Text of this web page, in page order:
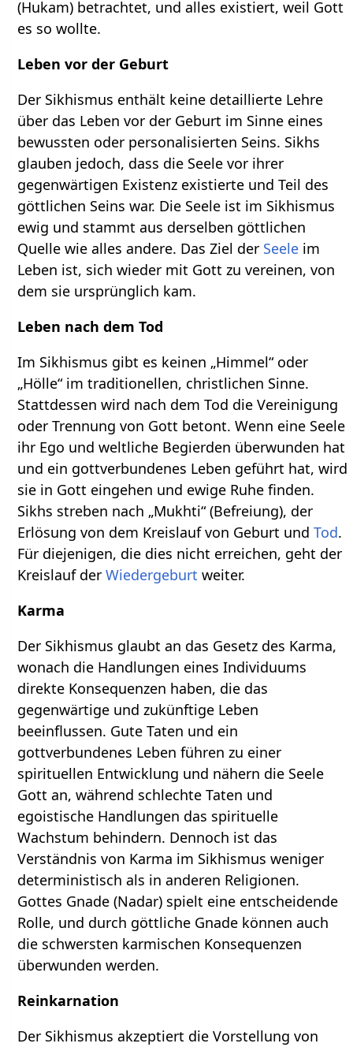
(Hukam) betrachtet, und alles existiert, weil Gott
es so wollte.
Leben vor der Geburt
Der Sikhismus enthält keine detaillierte Lehre
über das Leben vor der Geburt im Sinne eines
bewussten oder personalisierten Seins. Sikhs
glauben jedoch, dass die Seele vor ihrer
gegenwärtigen Existenz existierte und Teil des
göttlichen Seins war. Die Seele ist im Sikhismus
ewig und stammt aus derselben göttlichen
Quelle wie alles andere. Das Ziel der Seele im
Leben ist, sich wieder mit Gott zu vereinen, von
dem sie ursprünglich kam.
Leben nach dem Tod
Im Sikhismus gibt es keinen „Himmel“ oder
„Hölle“ im traditionellen, christlichen Sinne.
Stattdessen wird nach dem Tod die Vereinigung
oder Trennung von Gott betont. Wenn eine Seele
ihr Ego und weltliche Begierden überwunden hat
und ein gottverbundenes Leben geführt hat, wird
sie in Gott eingehen und ewige Ruhe finden.
Sikhs streben nach „Mukhti“ (Befreiung), der
Erlösung von dem Kreislauf von Geburt undTod.
Für diejenigen, die dies nicht erreichen, geht der
Kreislauf derWiedergeburt weiter.
Karma
Der Sikhismus glaubt an das Gesetz des Karma,
wonach die Handlungen eines Individuums
direkte Konsequenzen haben, die das
gegenwärtige und zukünftige Leben
beeinflussen. Gute Taten und ein
gottverbundenes Leben führen zu einer
spirituellen Entwicklung und nähern die Seele
Gott an, während schlechte Taten und
egoistische Handlungen das spirituelle
Wachstum behindern. Dennoch ist das
Verständnis von Karma im Sikhismus weniger
deterministisch als in anderen Religionen.
Gottes Gnade (Nadar) spielt eine entscheidende
Rolle, und durch göttliche Gnade können auch
die schwersten karmischen Konsequenzen
überwunden werden.
Reinkarnation
Der Sikhismus akzeptiert die Vorstellung von